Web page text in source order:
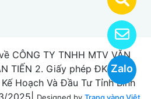
Zalo
CÔNG TY TNHH MTV VĂN
TIẾN 2. Giấy phép ĐKKD số
Hoạch Và Đầu Tư Tỉnh Bình
2025|